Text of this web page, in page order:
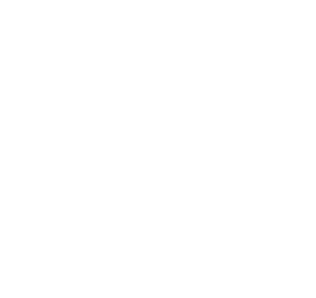
महाकुंभ: बनारस की तर्ज पर गूंजे वैद...